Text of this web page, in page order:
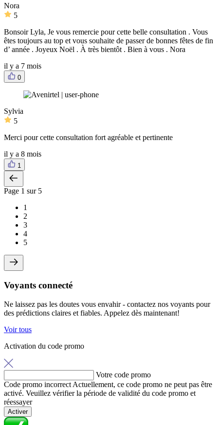
Nora
5
Bonsoir Lyla, Je vous remercie pour cette belle consultation . Vous
êtes toujours au top et vous souhaite de passer de bonnes fêtes de fin
d’ année . Joyeux Noël . À très bientôt . Bien à vous . Nora
il y a 7 mois
0
Sylvia
5
Merci pour cette consultation fort agréable et pertinente
il y a 8 mois
1
Page 1 sur 5
1
2
3
4
5
Voyants connecté
Ne laissez pas les doutes vous envahir - contactez nos voyants pour
des prédictions claires et fiables. Appelez dès maintenant!
Voir tous
Activation du code promo
Votre code promo
Code promo incorrect Actuellement, ce code promo ne peut pas être
activé. Veuillez vérifier la période de validité du code promo et
réessayer
Activer